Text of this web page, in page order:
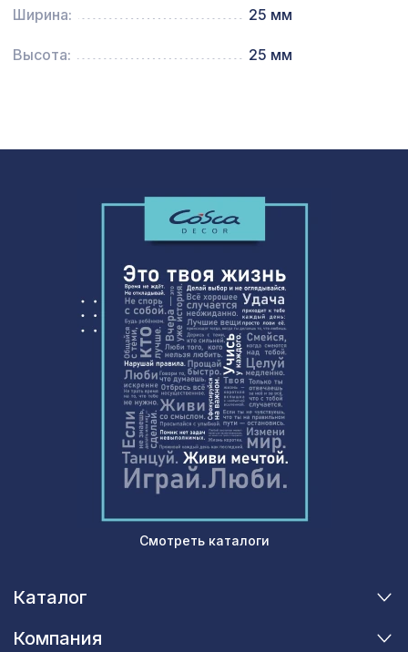
Перфорированная панель ГОТИКА,
Перфорированная потолочная плита
Ширина: 25 мм
Высота: 25 мм
Смотреть каталоги
Каталог
Компания